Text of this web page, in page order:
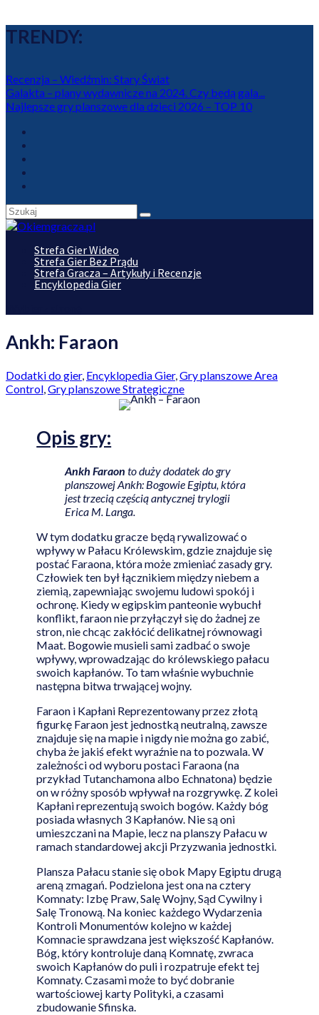
TRENDY:
Recenzja – Wiedźmin: Stary Świat
Galakta – plany wydawnicze na 2024. Czy będą gala...
Najlepsze gry planszowe dla dzieci 2026 – TOP 10
Strefa Gier Wideo
Strefa Gier Bez Prądu
Strefa Gracza – Artykuły i Recenzje
Encyklopedia Gier
Ankh: Faraon
Dodatki do gier, Encyklopedia Gier,Gry planszowe Area
Control,Gry planszowe Strategiczne
Opis gry:
Ankh Faraon to duży dodatek do gry
planszowej Ankh: Bogowie Egiptu, która
jest trzecią częścią antycznej trylogii
Erica M. Langa.
W tym dodatku gracze będą rywalizować o
wpływy w Pałacu Królewskim, gdzie znajduje się
postać Faraona, która może zmieniać zasady gry.
Człowiek ten był łącznikiem między niebem a
ziemią, zapewniając swojemu ludowi spokój i
ochronę. Kiedy w egipskim panteonie wybuchł
konflikt, faraon nie przyłączył się do żadnej ze
stron, nie chcąc zakłócić delikatnej równowagi
Maat. Bogowie musieli sami zadbać o swoje
wpływy, wprowadzając do królewskiego pałacu
swoich kapłanów. To tam właśnie wybuchnie
następna bitwa trwającej wojny.
Faraon i Kapłani Reprezentowany przez złotą
figurkę Faraon jest jednostką neutralną, zawsze
znajduje się na mapie i nigdy nie można go zabić,
chyba że jakiś efekt wyraźnie na to pozwala. W
zależności od wyboru postaci Faraona (na
przykład Tutanchamona albo Echnatona) będzie
on w różny sposób wpływał na rozgrywkę. Z kolei
Kapłani reprezentują swoich bogów. Każdy bóg
posiada własnych 3 Kapłanów. Nie są oni
umieszczani na Mapie, lecz na planszy Pałacu w
ramach standardowej akcji Przyzwania jednostki.
Plansza Pałacu stanie się obok Mapy Egiptu drugą
areną zmagań. Podzielona jest ona na cztery
Komnaty: Izbę Praw, Salę Wojny, Sąd Cywilny i
Salę Tronową. Na koniec każdego Wydarzenia
Kontroli Monumentów kolejno w każdej
Komnacie sprawdzana jest większość Kapłanów.
Bóg, który kontroluje daną Komnatę, zwraca
swoich Kapłanów do puli i rozpatruje efekt tej
Komnaty. Czasami może to być dobranie
wartościowej karty Polityki, a czasami
zbudowanie Sfinska.